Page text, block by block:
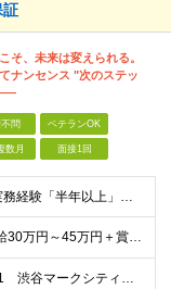
証
そ、未来は変えられる。
ナンセンス "次のステッ
問 ベテランOK
数月 面接1回
《MUST》 ITエンジニア実務経験「半年以上」の方 ※運用保守・テスト・監視や ヘルプデスク・開発補助等の経験でもOK ※言語・環境・工程・業界すべて不問 ※資格や技術領域も不問 ＼ZEROはこ
★前職の給与を保証★ 月給30万円～45万円＋賞与年2回＋各種手当 ※経験やスキル等を考慮して決定 ※固定残業代含む 1ヶ月あたり6万1320円～14万円 （固定残業時間：1ヶ月あたり40時
東京都渋谷区道玄坂1-12-1 渋谷マークシティウエスト14階 東京都新宿区西新宿6-5-1 新宿アイランドタワー6階 東京都新宿区新宿3丁目38－1 東京都豊島区南池袋1丁目28-2 東京都豊島区南